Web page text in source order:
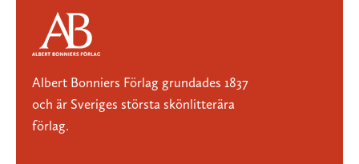
Albert Bonniers Förlag grundades 1837
och är Sveriges största skönlitterära
förlag.